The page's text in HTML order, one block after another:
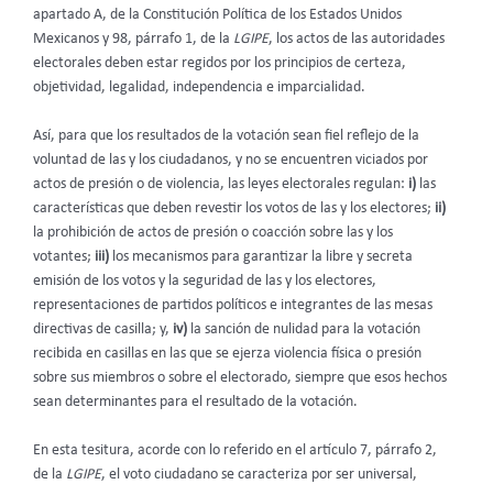
apartado A, de la Constitución Política de los Estados Unidos
Mexicanos y 98, párrafo 1, de la LGIPE, los actos de las autoridades
electorales deben estar regidos por los principios de certeza,
objetividad, legalidad, independencia e imparcialidad.
Así, para que los resultados de la votación sean fiel reflejo de la
voluntad de las y los ciudadanos, y no se encuentren viciados por
actos de presión o de violencia, las leyes electorales regulan: i) las
características que deben revestir los votos de las y los electores; ii)
la prohibición de actos de presión o coacción sobre las y los
votantes; iii) los mecanismos para garantizar la libre y secreta
emisión de los votos y la seguridad de las y los electores,
representaciones de partidos políticos e integrantes de las mesas
directivas de casilla; y, iv) la sanción de nulidad para la votación
recibida en casillas en las que se ejerza violencia física o presión
sobre sus miembros o sobre el electorado, siempre que esos hechos
sean determinantes para el resultado de la votación.
En esta tesitura, acorde con lo referido en el artículo 7, párrafo 2,
de la LGIPE, el voto ciudadano se caracteriza por ser universal,